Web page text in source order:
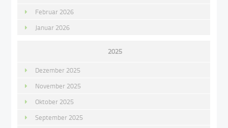
Februar 2026
Januar 2026
2025
Dezember 2025
November 2025
Oktober 2025
September 2025